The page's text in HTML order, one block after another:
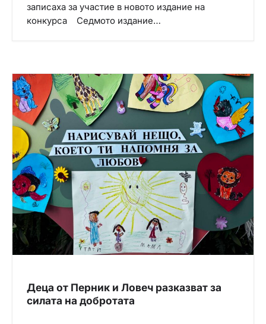
записаха за участие в новото издание на
конкурса Седмото издание…
Деца от Перник и Ловеч разказват за
силата на добротата